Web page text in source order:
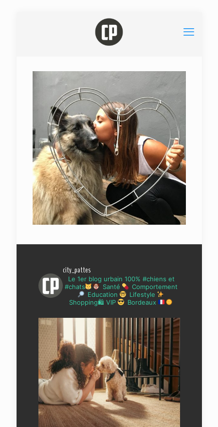
city_pattes
Le 1er blog urbain 100% #chiens et
#chats
Santé
Comportement
Education
Lifestyle
Shopping🛍 VIP
Bordeaux